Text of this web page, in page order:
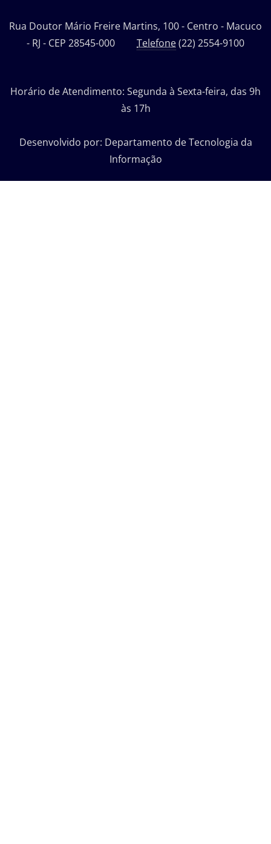
Rua Doutor Mário Freire Martins, 100 - Centro - Macuco
- RJ - CEP 28545-000 Telefone(22) 2554-9100
Horário de Atendimento: Segunda à Sexta-feira, das 9h
às 17h
Desenvolvido por: Departamento de Tecnologia da
Informação